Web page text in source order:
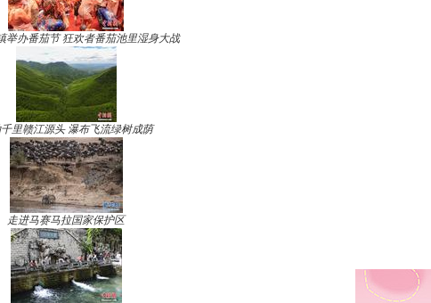
举办番茄节 狂欢者番茄池里湿身大战
里赣江源头 瀑布飞流绿树成荫
走进马赛马拉国家保护区